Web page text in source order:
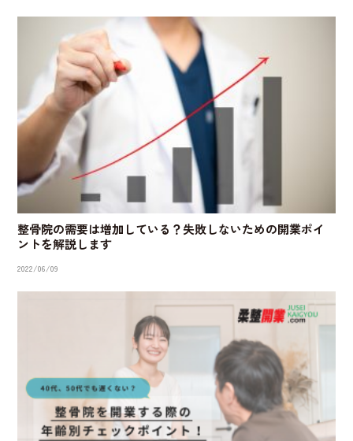
整骨院の需要は増加している？失敗しないための開業ポイ
ントを解説します
2022/06/09